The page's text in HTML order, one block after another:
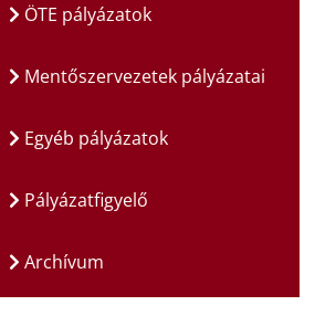
ÖTE pályázatok
Mentőszervezetek pályázatai
Egyéb pályázatok
Pályázatfigyelő
Archívum